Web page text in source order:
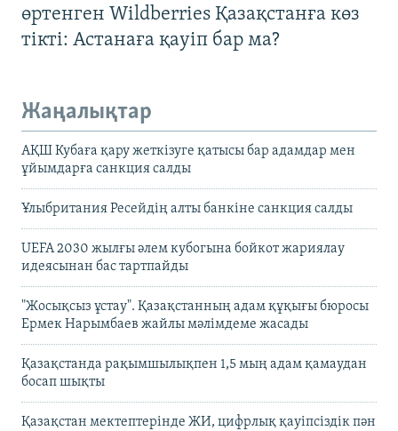
өртенген Wildberries Қазақстанға көз
тікті: Астанаға қауіп бар ма?
Жаңалықтар
АҚШ Кубаға қару жеткізуге қатысы бар адамдар мен
ұйымдарға санкция салды
Ұлыбритания Ресейдің алты банкіне санкция салды
UEFA 2030 жылғы әлем кубогына бойкот жариялау
идеясынан бас тартпайды
"Жосықсыз ұстау". Қазақстанның адам құқығы бюросы
Ермек Нарымбаев жайлы мәлімдеме жасады
Қазақстанда рақымшылықпен 1,5 мың адам қамаудан
босап шықты
Қазақстан мектептерінде ЖИ, цифрлық қауіпсіздік пән